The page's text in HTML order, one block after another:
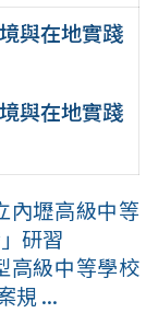
與在地實踐
與在地實踐
內壢高級中等
研習
高級中等學校
規 ...